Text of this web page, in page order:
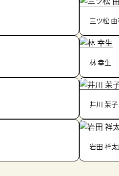
三ツ松
林 幸生
井川 茉子
岩田 祥